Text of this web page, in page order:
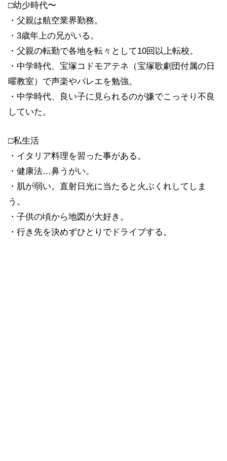
□幼少時代〜
・父親は航空業界勤務。
・3歳年上の兄がいる。
・父親の転勤で各地を転々として10回以上転校。
・中学時代、宝塚コドモアテネ（宝塚歌劇団付属の日
曜教室）で声楽やバレエを勉強。
・中学時代、良い子に見られるのが嫌でこっそり不良
していた。
□私生活
・イタリア料理を習った事がある。
・健康法…鼻うがい。
・肌が弱い。直射日光に当たると火ぶくれしてしま
う。
・子供の頃から地図が大好き。
・行き先を決めずひとりでドライブする。